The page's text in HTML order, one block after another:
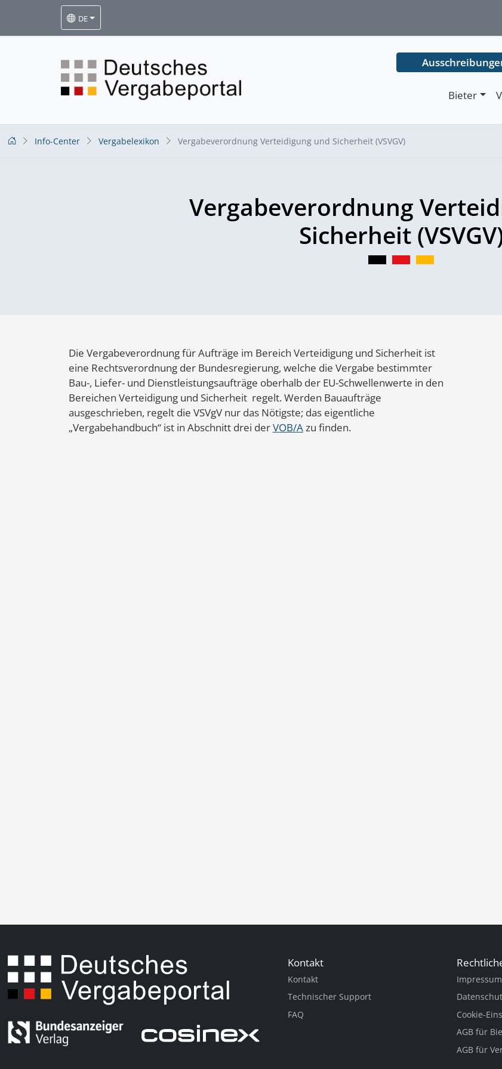
DE
Bieter
Info-Center Vergabelexikon Vergabeverordnung Verteidigung und Sicherheit (VSVGV)
Vergabeverordnung
Sicherheit
Die Vergabeverordnung für Aufträge im Bereich Verteidigung und Sicherheit ist
eine Rechtsverordnung der Bundesregierung, welche die Vergabe bestimmter
Bau-, Liefer- und Dienstleistungsaufträge oberhalb der EU-Schwellenwerte in den
Bereichen Verteidigung und Sicherheit regelt. Werden Bauaufträge
ausgeschrieben, regelt die VSVgV nur das Nötigste; das eigentliche
„Vergabehandbuch“ ist in Abschnitt drei derVOB/Azu finden.
Kontakt
Kontakt
Technischer Support
FAQ
Impressum
Cookie-
AGB für
AGB für